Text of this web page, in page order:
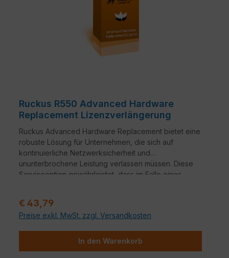
Ruckus R550 Advanced Hardware
Replacement Lizenzverlängerung
Ruckus Advanced Hardware Replacement bietet eine
robuste Lösung für Unternehmen, die sich auf
kontinuierliche Netzwerksicherheit und
ununterbrochene Leistung verlassen müssen. Diese
Serviceoption gewährleistet, dass im Falle eines
Verkaufspreis:
€ 43,79
Preise exkl. MwSt. zzgl. Versandkosten
In den Warenkorb